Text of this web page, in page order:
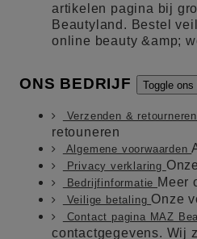
artikelen pagina bij
Beautyland. Bestel
online beauty &amp;
ONS BEDRIJF Toggle
Verzenden & retourneren
retouneren
Algemene voorwaarden
Privacy verklaring
Bedrijfinformatie Meer
Veilige betaling Onze
Contact pagina MAZ
contactgegevens. Wij